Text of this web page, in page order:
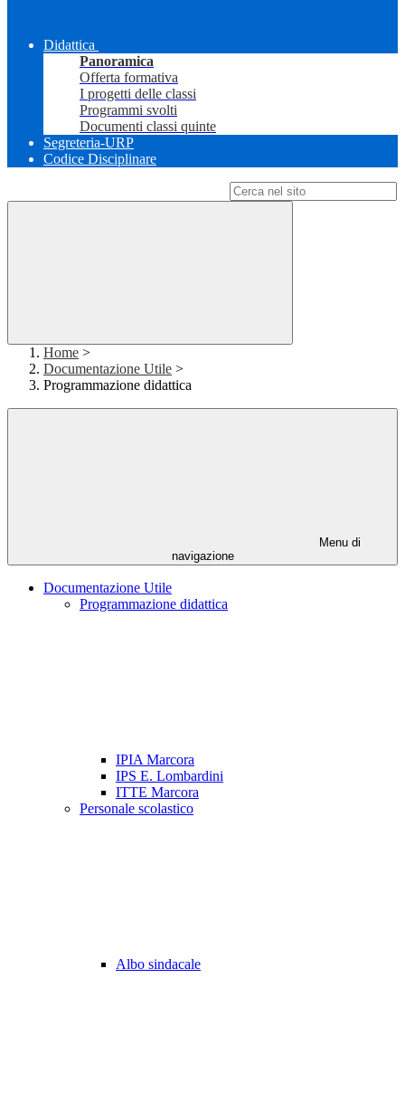
Didattica
Panoramica
Offerta formativa
I progetti delle classi
Programmi svolti
Documenti classi quinte
Segreteria-URP
Codice Disciplinare
Home >
Documentazione Utile >
Programmazione didattica
Menu di
navigazione
Documentazione Utile
Programmazione didattica
IPIA Marcora
IPS E. Lombardini
ITTE Marcora
Personale scolastico
Albo sindacale